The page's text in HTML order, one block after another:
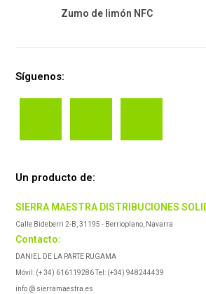
Zumo de limón NFC
Síguenos:
Un producto de:
SIERRA MAESTRA DISTRIBUCIONES
Calle Bideberri 2-B, 31195 - Berrioplano, Navarra
Contacto:
DANIEL DE LA PARTE RUGAMA
Móvil: (+ 34) 616119286 Tel: (+34) 948244439
info @ sierramaestra.es